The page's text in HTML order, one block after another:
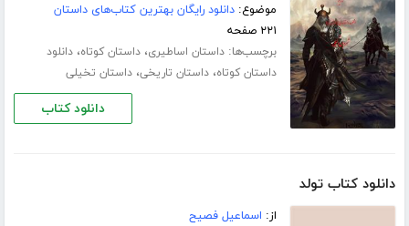
موضوع:دانلود رایگان بهترین کتاب‌های داستان
۲۲۱ صفحه
برچسب‌ها:داستان اساطیری،داستان کوتاه،دانلود
داستان کوتاه،داستان تاریخی،داستان تخیلی
دانلود کتاب
دانلود کتاب تولد
از: اسماعیل فصیح